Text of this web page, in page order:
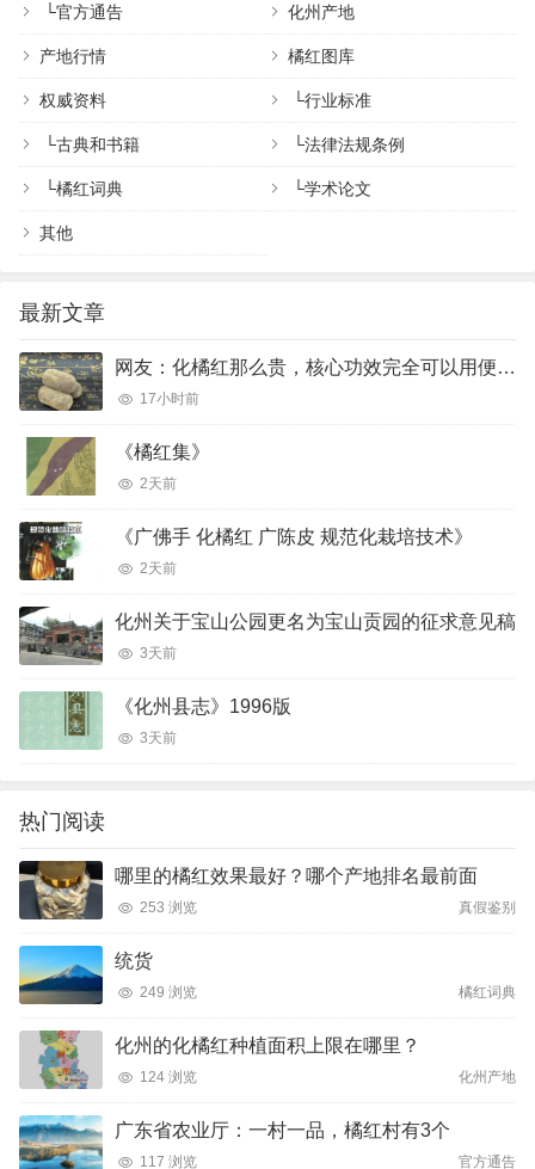
└官方通告 化州产地
产地行情 橘红图库
权威资料 └行业标准
└古典和书籍 └法律法规条例
└橘红词典 └学术论文
其他
最新文章
网友：化橘红那么贵，核心功效完全可以用便宜的橘红、陈皮完美代替吗？
17小时前
《橘红集》
2天前
《广佛手 化橘红 广陈皮 规范化栽培技术》
2天前
化州关于宝山公园更名为宝山贡园的征求意见稿
3天前
《化州县志》1996版
3天前
热门阅读
哪里的橘红效果最好？哪个产地排名最前面
253 浏览 真假鉴别
统货
249 浏览 橘红词典
化州的化橘红种植面积上限在哪里？
124 浏览 化州产地
广东省农业厅：一村一品，橘红村有3个
117 浏览 官方通告